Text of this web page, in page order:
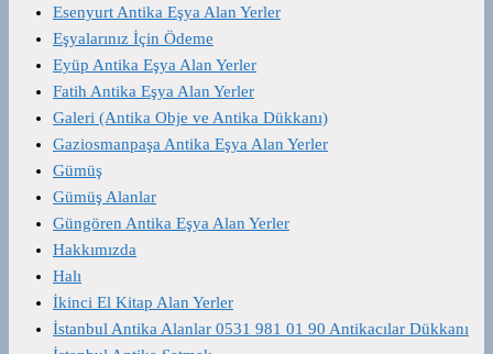
Esenyurt Antika Eşya Alan Yerler
Eşyalarınız İçin Ödeme
Eyüp Antika Eşya Alan Yerler
Fatih Antika Eşya Alan Yerler
Galeri (Antika Obje ve Antika Dükkanı)
Gaziosmanpaşa Antika Eşya Alan Yerler
Gümüş
Gümüş Alanlar
Güngören Antika Eşya Alan Yerler
Hakkımızda
Halı
İkinci El Kitap Alan Yerler
İstanbul Antika Alanlar 0531 981 01 90 Antikacılar Dükkanı